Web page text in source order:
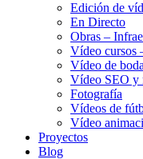
Edición de
En Directo
Obras –
Vídeo cursos
Vídeo de boda
Vídeo SEO y
Fotografía
Vídeos de
Vídeo
Proyectos
Blog